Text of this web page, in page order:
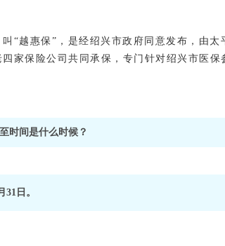
“越惠保”，是经绍兴市政府同意发布，由
四家保险公司共同承保，专门针对绍兴市医保
时间是什么时候？
31日。